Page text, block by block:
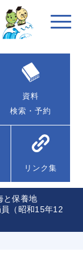
資料
検索・予約
リンク集
と保養地
（昭和15年12